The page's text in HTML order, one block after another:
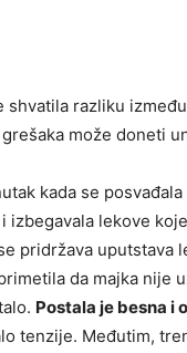
razliku
može doneti
kada se
izbegavala lekove
pridržava uputstava
da majka nije
Postala je besna i
tenzije. Međutim,